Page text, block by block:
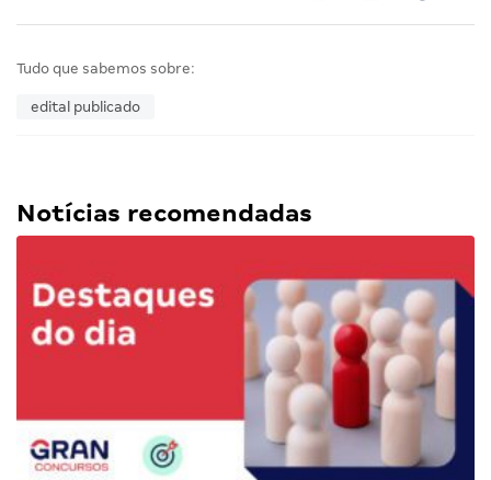
Tudo que sabemos sobre:
edital publicado
Notícias recomendadas